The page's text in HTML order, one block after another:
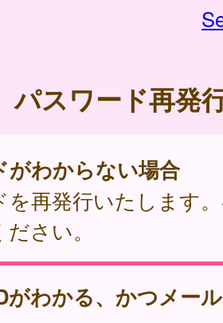
パスワード再発
がわからない場合
を再発行いたします
さい。
がわかる、かつメー